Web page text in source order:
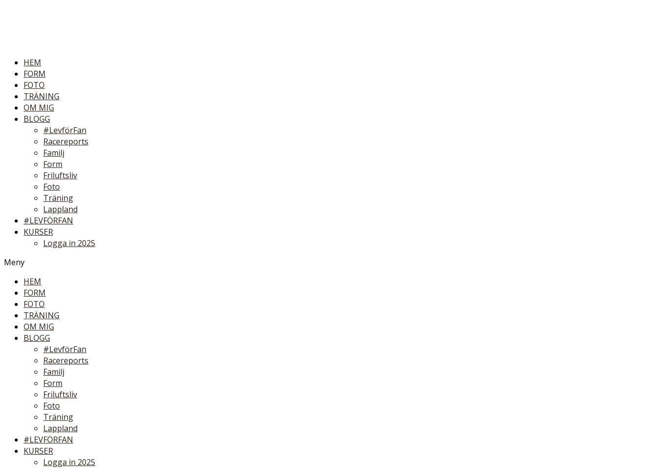
HEM
FORM
FOTO
TRÄNING
OM MIG
BLOGG
#LevförFan
Racereports
Familj
Form
Friluftsliv
Foto
Träning
Lappland
#LEVFÖRFAN
KURSER
Logga in 2025
Meny
HEM
FORM
FOTO
TRÄNING
OM MIG
BLOGG
#LevförFan
Racereports
Familj
Form
Friluftsliv
Foto
Träning
Lappland
#LEVFÖRFAN
KURSER
Logga in 2025